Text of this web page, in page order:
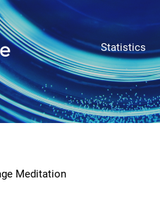
Statistics
Meditation